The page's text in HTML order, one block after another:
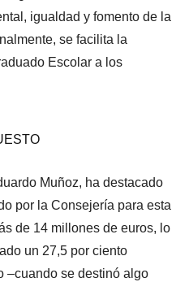
igualdad y fomento de la
se facilita la
Escolar a los
Muñoz, ha destacado
por la Consejería para esta
de 14 millones de euros, lo
un 27,5 por ciento
–cuando se destinó algo